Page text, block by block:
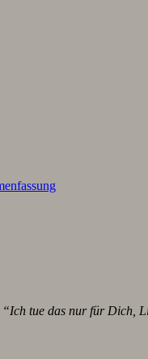
tue das nur für Dich,